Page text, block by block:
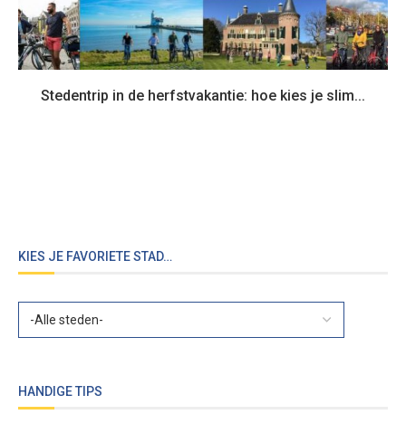
Stedentrip in de herfstvakantie: hoe kies je slim...
KIES JE FAVORIETE STAD…
HANDIGE TIPS